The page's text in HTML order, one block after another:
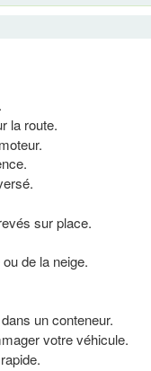
la route.
sur place.
de la neige.
un conteneur.
votre véhicule.